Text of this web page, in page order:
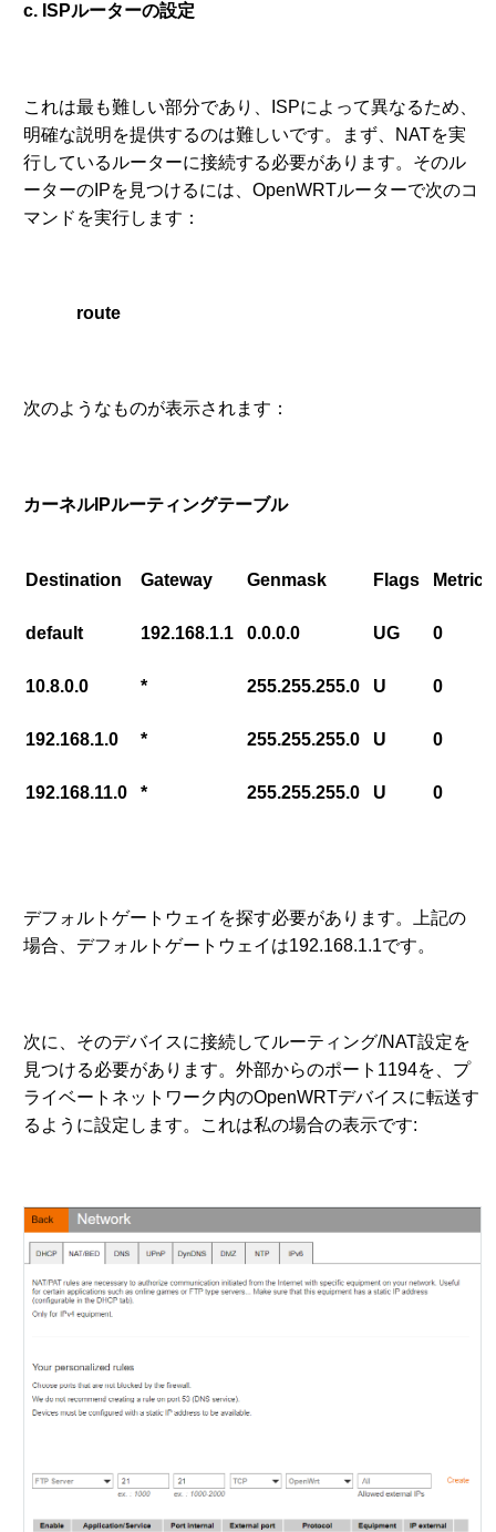
c. ISPルーターの設定
これは最も難しい部分であり、ISPによって異なるため、
明確な説明を提供するのは難しいです。まず、NATを実
行しているルーターに接続する必要があります。そのル
ーターのIPを見つけるには、OpenWRTルーターで次のコ
マンドを実行します：
route
次のようなものが表示されます：
カーネルIPルーティングテーブル
Destination Gateway Genmask Flags Metric
default 192.168.1.1 0.0.0.0 UG 0
10.8.0.0 * 255.255.255.0 U 0
192.168.1.0 * 255.255.255.0 U 0
192.168.11.0 * 255.255.255.0 U 0
デフォルトゲートウェイを探す必要があります。上記の
場合、デフォルトゲートウェイは192.168.1.1です。
次に、そのデバイスに接続してルーティング/NAT設定を
見つける必要があります。外部からのポート1194を、プ
ライベートネットワーク内のOpenWRTデバイスに転送す
るように設定します。これは私の場合の表示です: